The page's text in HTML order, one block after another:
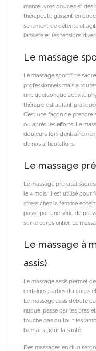
manœuvres douces et des
thérapeute glissent en
sentiment de détente et
l’anxiété et les tensions
Le massage
Le massage sportif ne
professionnels mais à
une quelconque activité
thérapie est autant
C’est une façon de
ou après les efforts. Le
douleurs lors
de nos articulations.
Le massage
Le massage prénatal
le 4 mois. Il est utilisé pour
stress chez la femme
passe par une série de
sur le corps entier. Le
Le massage à
assis)
Le massage assis permet
certaines parties du corps
Le massage assis débute
nuque, passe par les bras
touche pas du tout les
bienfaits pour la santé.
Des massages en duo